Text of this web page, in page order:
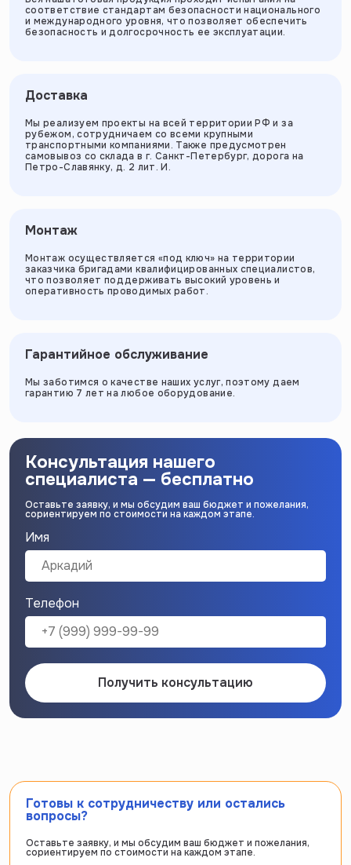
соответствие стандартам безопасности национального
и международного уровня, что позволяет обеспечить
безопасность и долгосрочность ее эксплуатации.
Доставка
Мы реализуем проекты на всей территории РФ и за
рубежом, сотрудничаем со всеми крупными
транспортными компаниями. Также предусмотрен
самовывоз со склада в г. Санкт-Петербург, дорога на
Петро-Славянку, д. 2 лит. И.
Монтаж
Монтаж осуществляется «под ключ» на территории
заказчика бригадами квалифицированных специалистов,
что позволяет поддерживать высокий уровень и
оперативность проводимых работ.
Гарантийное обслуживание
Мы заботимся о качестве наших услуг, поэтому даем
гарантию 7 лет на любое оборудование.
Консультация нашего
специалиста — бесплатно
Оставьте заявку, и мы обсудим ваш бюджет и пожелания,
сориентируем по стоимости на каждом этапе.
Имя
Телефон
Получить консультацию
Готовы к сотрудничеству или остались
вопросы?
Оставьте заявку, и мы обсудим ваш бюджет и пожелания,
сориентируем по стоимости на каждом этапе.